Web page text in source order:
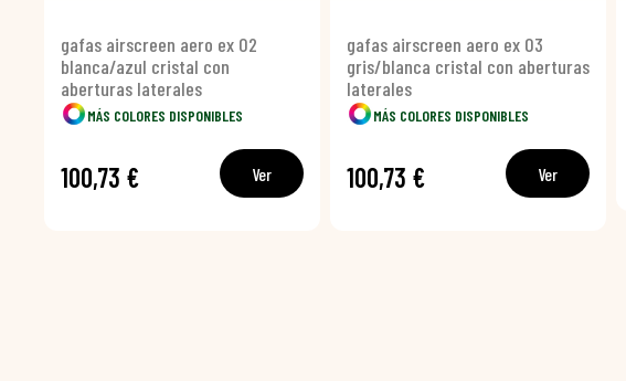
gafas airscreen aero ex 02
blanca/azul cristal con
aberturas laterales
MÁS COLORES DISPONIBLES
100,73 € Ver
gafas airscreen aero ex 03
gris/blanca cristal con aberturas
laterales
MÁS COLORES DISPONIBLES
100,73 € Ver